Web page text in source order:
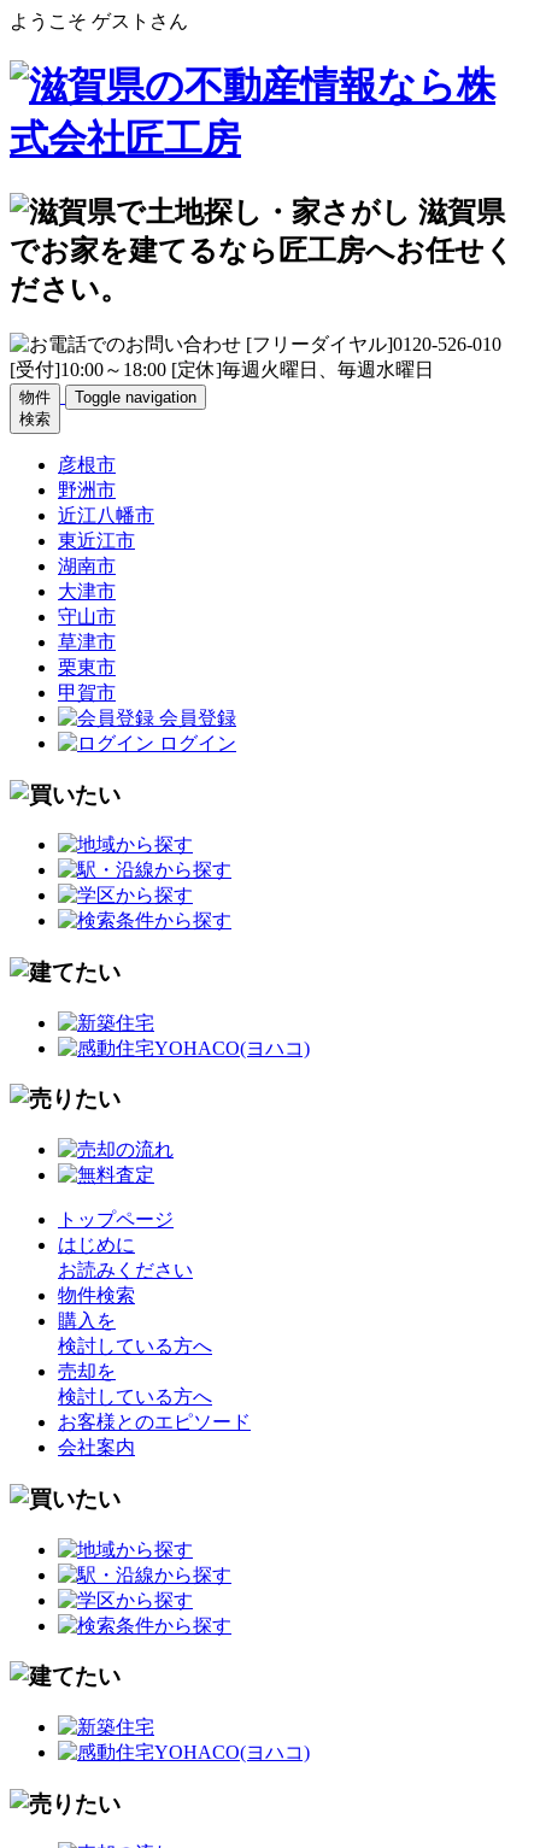
ようこそ ゲストさん
物件
検索
Toggle navigation
彦根市
野洲市
近江八幡市
東近江市
湖南市
大津市
守山市
草津市
栗東市
甲賀市
会員登録
ログイン
トップページ
はじめに
お読みください
物件検索
購入を
検討している方へ
売却を
検討している方へ
お客様とのエピソード
会社案内